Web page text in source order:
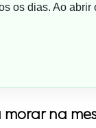
os dias. Ao abrir
na